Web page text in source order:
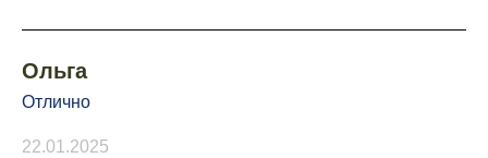
Ольга
Отлично
22.01.2025